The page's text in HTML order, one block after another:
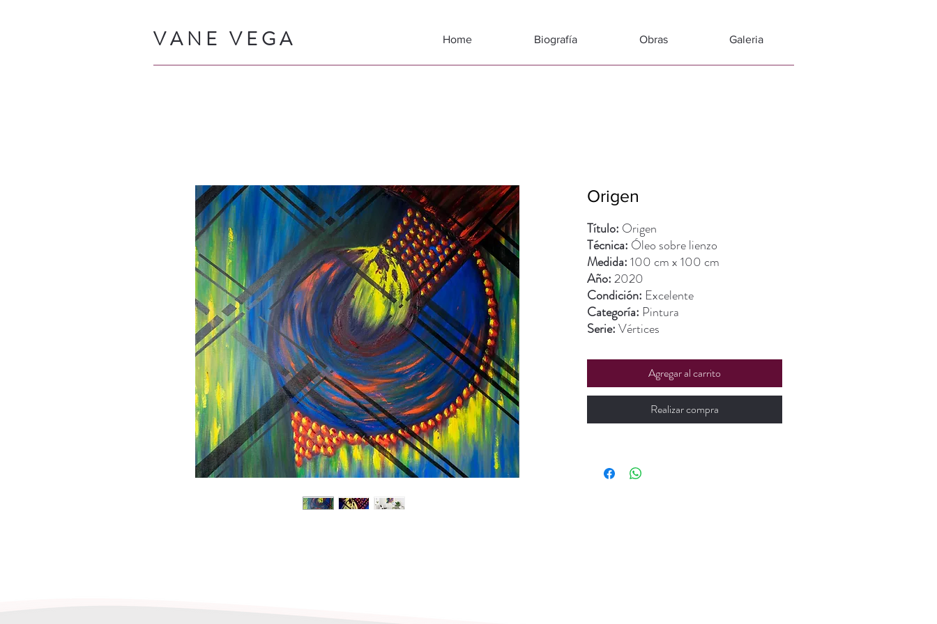
V A N E V E G A Home Biografía Obras Galeria
Origen
Título: Origen
Técnica: Óleo sobre lienzo
Medida:100 cm x 100 cm
Año:2020
Condición: Excelente
Categoría: Pintura
Serie:Vértices
Agregar al carrito
Realizar compra